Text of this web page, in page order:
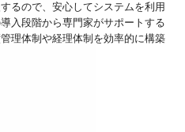
るので、安心してシステムを利用
入段階から専門家がサポートする
理体制や経理体制を効率的に構築